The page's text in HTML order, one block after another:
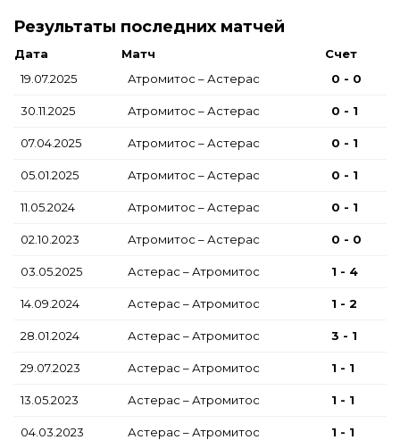
Результаты последних матчей
Дата Матч
Счет
19.07.2025
Атромитос – Астерас 0 - 0
30.11.2025 Атромитос – Астерас 0 - 1
07.04.2025 Атромитос – Астерас 0 - 1
05.01.2025 Атромитос – Астерас 0 - 1
11.05.2024 Атромитос – Астерас 0 - 1
02.10.2023 Атромитос – Астерас 0 - 0
03.05.2025 Астерас – Атромитос 1 - 4
14.09.2024 Астерас – Атромитос 1 - 2
28.01.2024 Астерас – Атромитос 3 - 1
29.07.2023 Астерас – Атромитос 1 - 1
13.05.2023 Астерас – Атромитос 1 - 1
04.03.2023 Астерас – Атромитос 1 - 1